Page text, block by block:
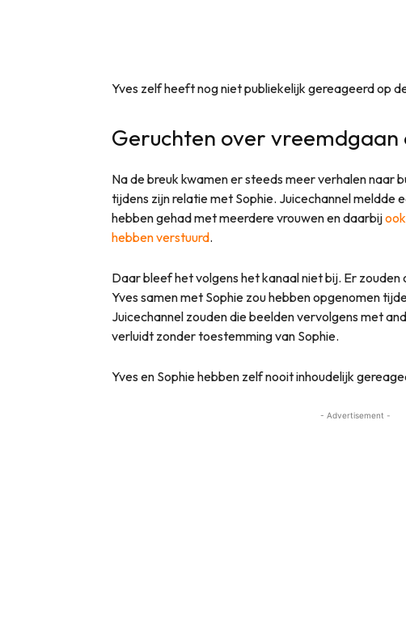
Yves zelf heeft nog niet publiekelijk gereageerd op
Geruchten over vreemdgaan
Na de breuk kwamen er steeds meer verhalen naar
tijdens zijn relatie met Sophie. Juicechannel meldde
hebben gehad met meerdere vrouwen en daarbij
hebben verstuurd.
Daar bleef het volgens het kanaal niet bij. Er zouden
Yves samen met Sophie zou hebben opgenomen
Juicechannel zouden die beelden vervolgens met
verluidt zonder toestemming van Sophie.
Yves en Sophie hebben zelf nooit inhoudelijk
- Advertisement -